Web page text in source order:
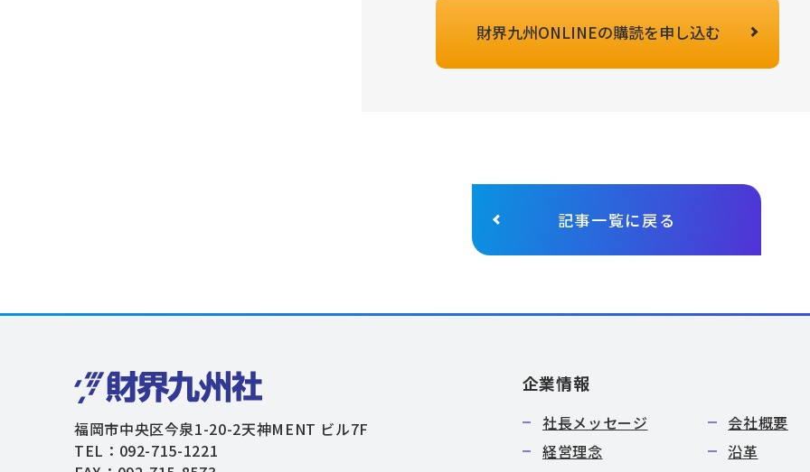
財界九州ONLINEの購読を申し込む
記事一覧に戻る
福岡市中央区今泉1-20-2天神MENT ビル7F
TEL：092-715-1221
企業情報
社長メッセージ
会社概要
経営理念
沿革